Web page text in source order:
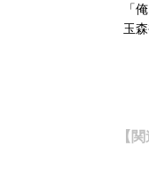
「
玉
【